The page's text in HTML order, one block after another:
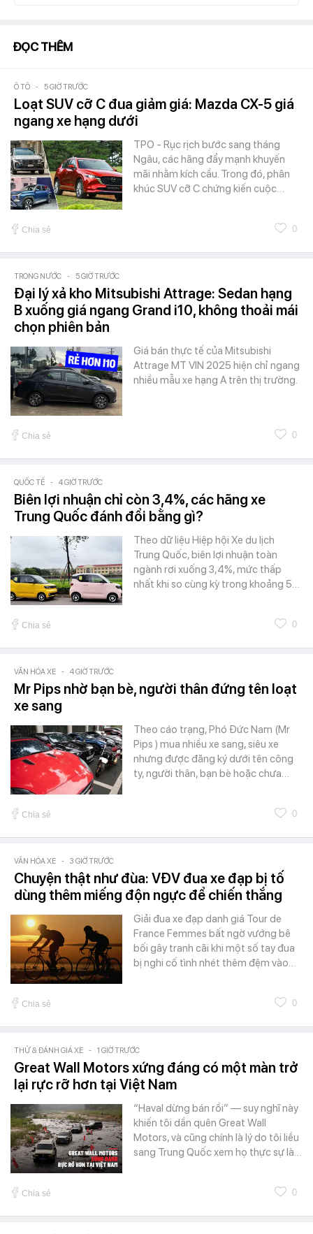
ĐỌC THÊM
Ô TÔ - 5 GIỜ TRƯỚC
Loạt SUV cỡ C đua giảm giá: Mazda CX-5 giá
ngang xe hạng dưới
TPO - Rục rịch bước sang tháng
Ngâu, các hãng đẩy mạnh khuyến
mãi nhằm kích cầu. Trong đó, phân
khúc SUV cỡ C chứng kiến cuộc…
Chia sẻ 0
TRONG NƯỚC - 5 GIỜ TRƯỚC
Đại lý xả kho Mitsubishi Attrage: Sedan hạng
B xuống giá ngang Grand i10, không thoải mái
chọn phiên bản
Giá bán thực tế của Mitsubishi
Attrage MT VIN 2025 hiện chỉ ngang
nhiều mẫu xe hạng A trên thị trường.
Chia sẻ 0
QUỐC TẾ - 4 GIỜ TRƯỚC
Biên lợi nhuận chỉ còn 3,4%, các hãng xe
Trung Quốc đánh đổi bằng gì?
Theo dữ liệu Hiệp hội Xe du lịch
Trung Quốc, biên lợi nhuận toàn
ngành rơi xuống 3,4%, mức thấp
nhất khi so cùng kỳ trong khoảng 5…
Chia sẻ 0
VĂN HÓA XE - 4 GIỜ TRƯỚC
Mr Pips nhờ bạn bè, người thân đứng tên loạt
xe sang
Theo cáo trạng, Phó Đức Nam (Mr
Pips ) mua nhiều xe sang, siêu xe
nhưng được đăng ký dưới tên công
ty, người thân, bạn bè hoặc chưa…
Chia sẻ 0
VĂN HÓA XE - 3 GIỜ TRƯỚC
Chuyện thật như đùa: VĐV đua xe đạp bị tố
dùng thêm miếng độn ngực để chiến thắng
Giải đua xe đạp danh giá Tour de
France Femmes bất ngờ vướng bê
bối gây tranh cãi khi một số tay đua
bị nghi cố tình nhét thêm đệm vào…
Chia sẻ 0
THỬ & ĐÁNH GIÁ XE - 1 GIỜ TRƯỚC
Great Wall Motors xứng đáng có một màn trở
lại rực rỡ hơn tại Việt Nam
“Haval dừng bán rồi” — suy nghĩ này
khiến tôi dần quên Great Wall
Motors, và cũng chính là lý do tôi liều
sang Trung Quốc xem họ thực sự là…
Chia sẻ 0